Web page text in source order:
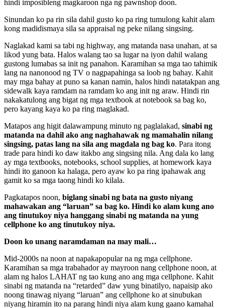
hindi imposibleng magkaroon nga ng pawnshop doon.
Sinundan ko pa rin sila dahil gusto ko pa ring tumulong kahit alam
kong madidismaya sila sa appraisal ng peke nilang singsing.
Naglakad kami sa tabi ng highway, ang matanda nasa unahan, at sa
likod yung bata. Halos walang tao sa lugar na iyon dahil walang
gustong lumabas sa init ng panahon. Karamihan sa mga tao tahimik
lang na nanonood ng TV o nagpapahinga sa loob ng bahay. Kahit
may mga bahay at puno sa kanan namin, halos hindi natatakpan ang
sidewalk kaya ramdam na ramdam ko ang init ng araw. Hindi rin
nakakatulong ang bigat ng mga textbook at notebook sa bag ko,
pero kayang kaya ko pa ring maglakad.
Matapos ang higit dalawampung minuto ng paglalakad, sinabi ng
matanda na dahil ako ang naghahawak ng mamahalin nilang
singsing, patas lang na sila ang magdala ng bag ko. Para itong
trade para hindi ko daw itakbo ang singsing nila. Ang dala ko lang
ay mga textbooks, notebooks, school supplies, at homework kaya
hindi ito ganoon ka halaga, pero ayaw ko pa ring ipahawak ang
gamit ko sa mga taong hindi ko kilala.
Pagkatapos noon, biglang sinabi ng bata na gusto niyang
mahawakan ang “laruan” sa bag ko. Hindi ko alam kung ano
ang tinutukoy niya hanggang sinabi ng matanda na yung
cellphone ko ang tinutukoy niya.
Doon ko unang naramdaman na may mali…
Mid-2000s na noon at napakapopular na ng mga cellphone.
Karamihan sa mga trabahador ay mayroon nang cellphone noon, at
alam ng halos LAHAT ng tao kung ano ang mga cellphone. Kahit
sinabi ng matanda na “retarded” daw yung binatilyo, napaisip ako
noong tinawag niyang “laruan” ang cellphone ko at sinubukan
niyang hiramin ito na parang hindi niya alam kung gaano kamahal